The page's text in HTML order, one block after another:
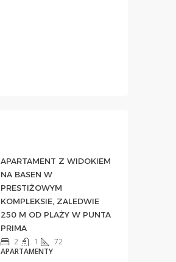
APARTAMENT Z WIDOKIEM
NA BASEN W
PRESTIŻOWYM
KOMPLEKSIE, ZALEDWIE
250 M OD PLAŻY W PUNTA
PRIMA
2 1
72
APARTAMENTY